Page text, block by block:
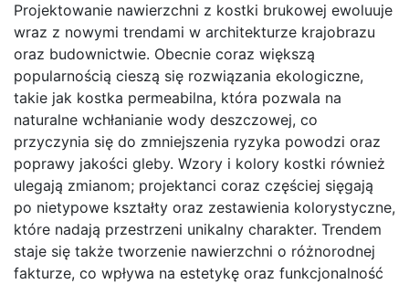
Projektowanie nawierzchni z kostki brukowej ewoluuje
wraz z nowymi trendami w architekturze krajobrazu
oraz budownictwie. Obecnie coraz większą
popularnością cieszą się rozwiązania ekologiczne,
takie jak kostka permeabilna, która pozwala na
naturalne wchłanianie wody deszczowej, co
przyczynia się do zmniejszenia ryzyka powodzi oraz
poprawy jakości gleby. Wzory i kolory kostki również
ulegają zmianom; projektanci coraz częściej sięgają
po nietypowe kształty oraz zestawienia kolorystyczne,
które nadają przestrzeni unikalny charakter. Trendem
staje się także tworzenie nawierzchni o różnorodnej
fakturze, co wpływa na estetykę oraz funkcjonalność